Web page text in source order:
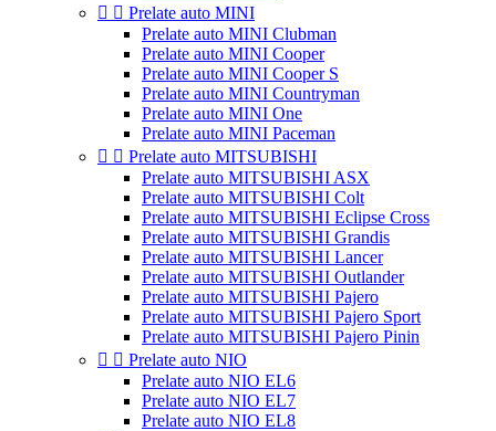
  Prelate auto MINI
Prelate auto MINI Clubman
Prelate auto MINI Cooper
Prelate auto MINI Cooper S
Prelate auto MINI Countryman
Prelate auto MINI One
Prelate auto MINI Paceman
  Prelate auto MITSUBISHI
Prelate auto MITSUBISHI ASX
Prelate auto MITSUBISHI Colt
Prelate auto MITSUBISHI Eclipse Cross
Prelate auto MITSUBISHI Grandis
Prelate auto MITSUBISHI Lancer
Prelate auto MITSUBISHI Outlander
Prelate auto MITSUBISHI Pajero
Prelate auto MITSUBISHI Pajero Sport
Prelate auto MITSUBISHI Pajero Pinin
  Prelate auto NIO
Prelate auto NIO EL6
Prelate auto NIO EL7
Prelate auto NIO EL8